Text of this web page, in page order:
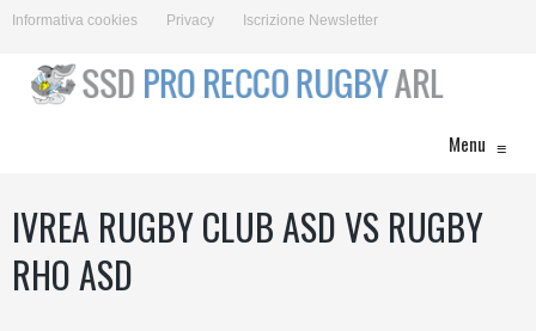
Informativa cookies Privacy Iscrizione Newsletter
Menu ≡
IVREA RUGBY CLUB ASD VS RUGBY
RHO ASD